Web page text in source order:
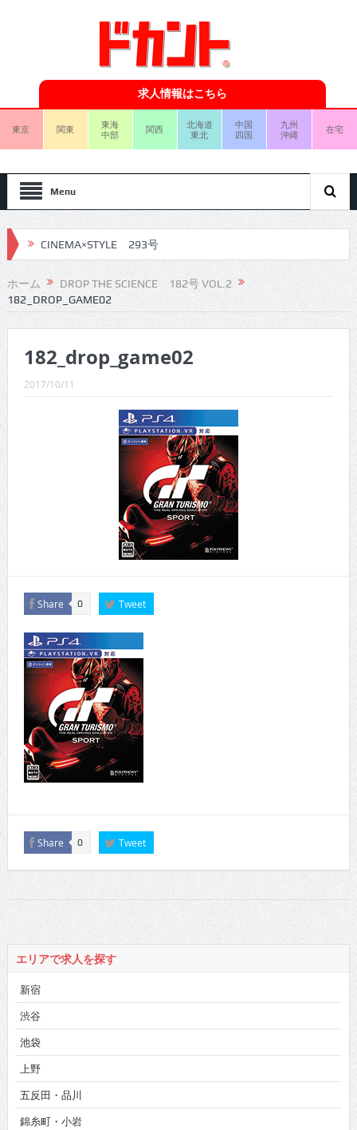
求人情報はこちら
東京 関東
東海
中部
関西
北海道
東北
中国
四国
九州
沖縄
在宅
Menu
CINEMA×STYLE 293号
CINEMA×STYLE 292号
CINEMA×STYLE 291号
CINEMA×STYLE 289号
CINEMA×STYLE 287号
CINEMA×STYLE 286号
CINEMA×STYLE 285号
CINEMA×STYLE 294号
ホーム
DROP THE SCIENCE 182号 VOL.2
182_DROP_GAME02
182_drop_game02
2017/10/11
Share 0 Tweet
Share 0 Tweet
エリアで求人を探す
新宿
渋谷
池袋
上野
五反田・品川
錦糸町・小岩